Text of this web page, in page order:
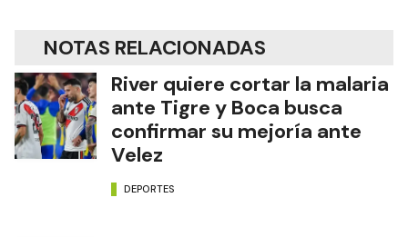
NOTAS RELACIONADAS
River quiere cortar la malaria
ante Tigre y Boca busca
confirmar su mejoría ante
Velez
DEPORTES